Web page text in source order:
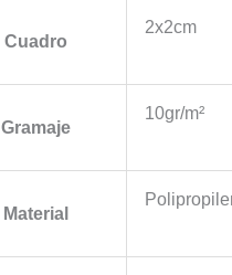
Cuadro
2x2cm
Gramaje
10gr/m²
Material